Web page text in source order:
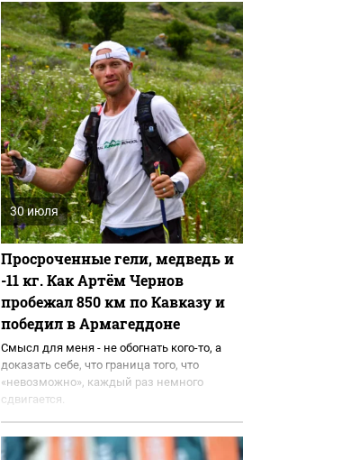
30 июля
Просроченные гели, медведь и
-11 кг. Как Артём Чернов
пробежал 850 км по Кавказу и
победил в Армагеддоне
Смысл для меня - не обогнать кого-то, а
доказать себе, что граница того, что
«невозможно», каждый раз немного
сдвигается.